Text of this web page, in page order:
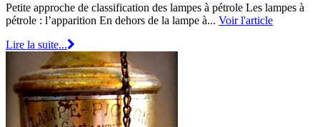
Petite approche de classification des lampes à pétrole Les lampes à
pétrole : l’apparition En dehors de la lampe à... Voir l'article
Lire la suite...